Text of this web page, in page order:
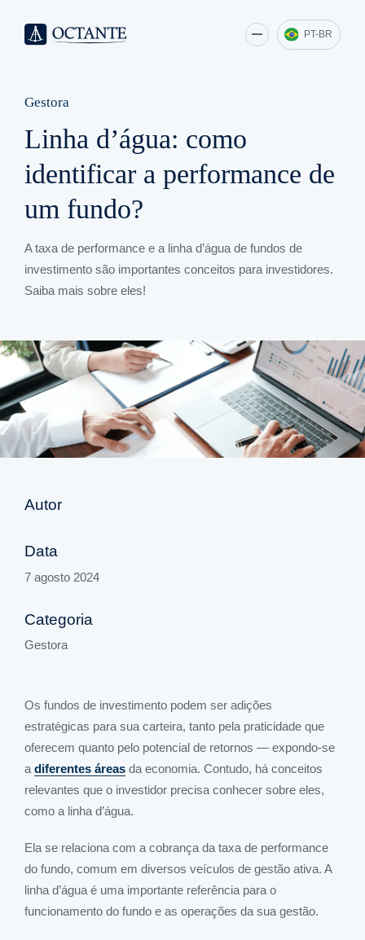
PT-BR
Gestora
Linha d’água: como
identificar a performance de
um fundo?
A taxa de performance e a linha d’água de fundos de
investimento são importantes conceitos para investidores.
Saiba mais sobre eles!
Os fundos de investimento podem ser adições
estratégicas para sua carteira, tanto pela praticidade que
oferecem quanto pelo potencial de retornos — expondo-se
adiferentes áreas da economia. Contudo, há conceitos
relevantes que o investidor precisa conhecer sobre eles,
como a linha d’água.
Ela se relaciona com a cobrança da taxa de performance
do fundo, comum em diversos veículos de gestão ativa. A
linha d’água é uma importante referência para o
funcionamento do fundo e as operações da sua gestão.
Autor
Data
7 agosto 2024
Categoria
Gestora